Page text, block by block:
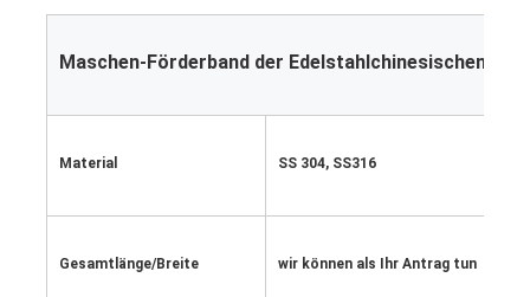
Maschen-Förderband der Edelstahlchinesischen
Material SS 304, SS316
Gesamtlänge/Breite wir können als Ihr Antrag tun